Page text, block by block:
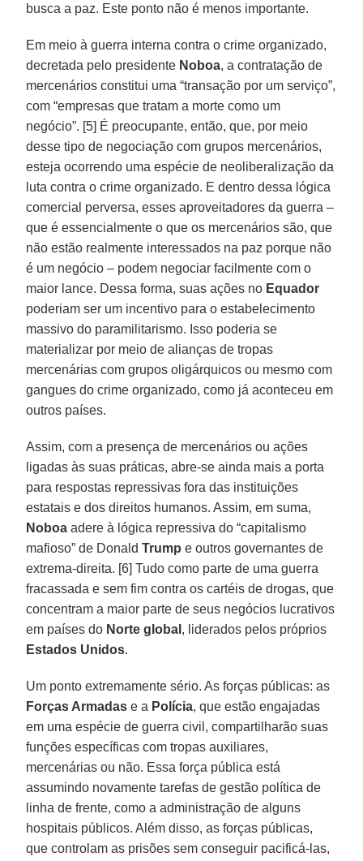
busca a paz. Este ponto não é menos importante.
Em meio à guerra interna contra o crime organizado,
decretada pelo presidente Noboa, a contratação de
mercenários constitui uma “transação por um serviço”,
com “empresas que tratam a morte como um
negócio”. [5] É preocupante, então, que, por meio
desse tipo de negociação com grupos mercenários,
esteja ocorrendo uma espécie de neoliberalização da
luta contra o crime organizado. E dentro dessa lógica
comercial perversa, esses aproveitadores da guerra –
que é essencialmente o que os mercenários são, que
não estão realmente interessados na paz porque não
é um negócio – podem negociar facilmente com o
maior lance. Dessa forma, suas ações no Equador
poderiam ser um incentivo para o estabelecimento
massivo do paramilitarismo. Isso poderia se
materializar por meio de alianças de tropas
mercenárias com grupos oligárquicos ou mesmo com
gangues do crime organizado, como já aconteceu em
outros países.
Assim, com a presença de mercenários ou ações
ligadas às suas práticas, abre-se ainda mais a porta
para respostas repressivas fora das instituições
estatais e dos direitos humanos. Assim, em suma,
Noboa adere à lógica repressiva do “capitalismo
mafioso” de DonaldTrump e outros governantes de
extrema-direita. [6] Tudo como parte de uma guerra
fracassada e sem fim contra os cartéis de drogas, que
concentram a maior parte de seus negócios lucrativos
em países do Norte global , liderados pelos próprios
Estados Unidos.
Um ponto extremamente sério. As forças públicas: as
Forças Armadas e a Polícia, que estão engajadas
em uma espécie de guerra civil, compartilharão suas
funções específicas com tropas auxiliares,
mercenárias ou não. Essa força pública está
assumindo novamente tarefas de gestão política de
linha de frente, como a administração de alguns
hospitais públicos. Além disso, as forças públicas,
que controlam as prisões sem conseguir pacificá-las,